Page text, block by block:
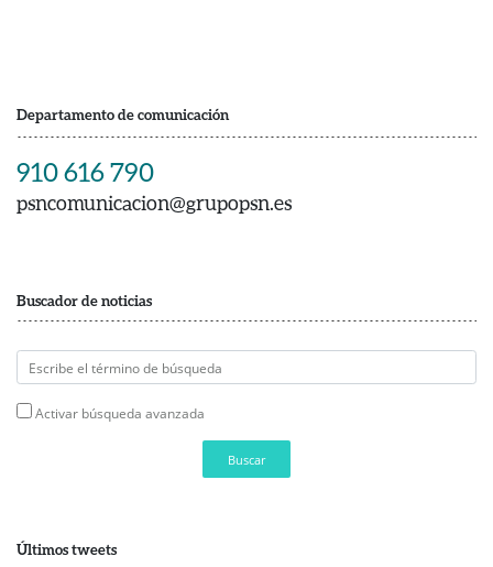
Departamento de comunicación
910 616 790
psncomunicacion@grupopsn.es
Buscador de noticias
Activar búsqueda avanzada
Buscar
Últimos tweets